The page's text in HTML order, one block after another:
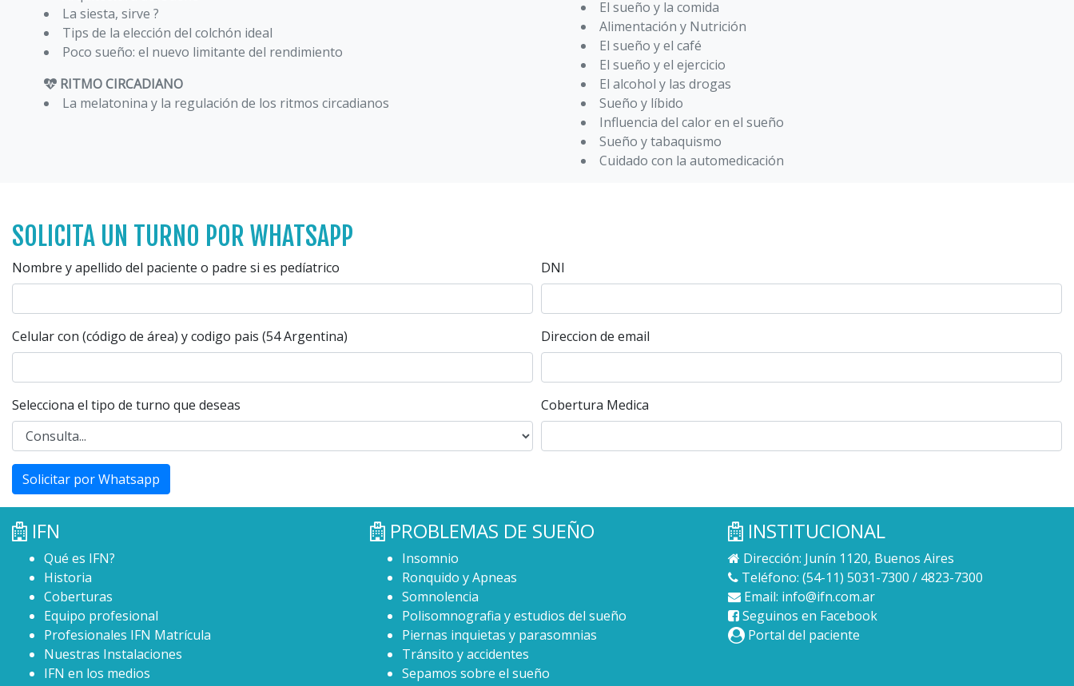
La siesta, sirve ?
Tips de la elección del colchón ideal
Poco sueño: el nuevo limitante del rendimiento
RITMO CIRCADIANO
La melatonina y la regulación de los ritmos circadianos
El sueño y la comida
Alimentación y Nutrición
El sueño y el café
El sueño y el ejercicio
El alcohol y las drogas
Sueño y líbido
Influencia del calor en el sueño
Sueño y tabaquismo
Cuidado con la automedicación
SOLICITA UN TURNO POR WHATSAPP
Nombre y apellido del paciente o padre si es pedíatrico DNI
Celular con (código de área) y codigo pais (54 Argentina) Direccion de email
Selecciona el tipo de turno que deseas Cobertura Medica
Solicitar por Whatsapp
IFN
Qué es IFN?
Historia
Coberturas
Equipo profesional
Profesionales IFN Matrícula
Nuestras Instalaciones
IFN en los medios
PROBLEMAS DE SUEÑO
Insomnio
Ronquido y Apneas
Somnolencia
Polisomnografia y estudios del sueño
Piernas inquietas y parasomnias
Tránsito y accidentes
Sepamos sobre el sueño
INSTITUCIONAL
Dirección: Junín 1120, Buenos Aires
Teléfono: (54-11) 5031-7300 / 4823-7300
Email: info@ifn.com.ar
Seguinos en Facebook
Portal del paciente